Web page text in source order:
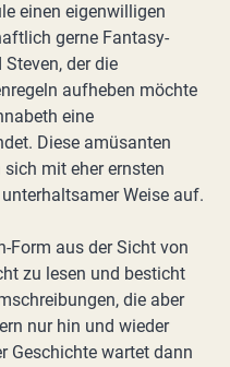
einen eigenwilligen
gerne Fantasy-
der die
aufheben möchte
eine
Diese amüsanten
mit eher ernsten
Weise auf.
Form aus der Sicht von
zu lesen und besticht
die aber
nur hin und wieder
Geschichte wartet dann